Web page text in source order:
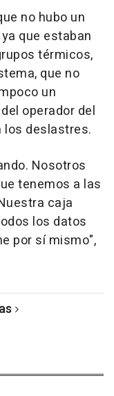
no hubo un
que estaban
térmicos,
que no
un
operador del
los deslastres.
Nosotros
tenemos a las
caja
los datos
por sí mismo",